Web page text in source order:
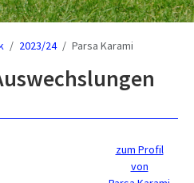
2023/24 Parsa Karami
zum Profil
von